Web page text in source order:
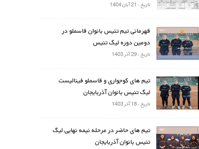
تاریخ : 21 آبان 1404
قهرمانی تیم تنیس بانوان قاسملو در
دومین دوره لیگ تنیس
تاریخ : 29 آذر 1403
تیم های کوجواری و قاسملو فینالیست
لیگ تنیس بانوان آذربایجان
تاریخ : 18 آذر 1403
تیم های حاضر در مرحله نیمه نهایی لیگ
تنیس بانوان آذربایجان